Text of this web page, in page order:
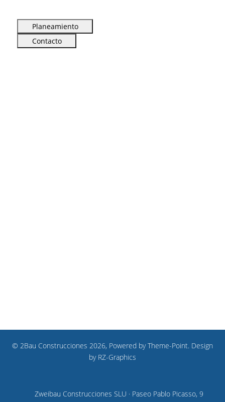
Planeamiento
Contacto
© 2Bau Construcciones 2026, Powered byTheme-Point. Design
by RZ-Graphics
Zweibau Construcciones SLU · Paseo Pablo Picasso, 9